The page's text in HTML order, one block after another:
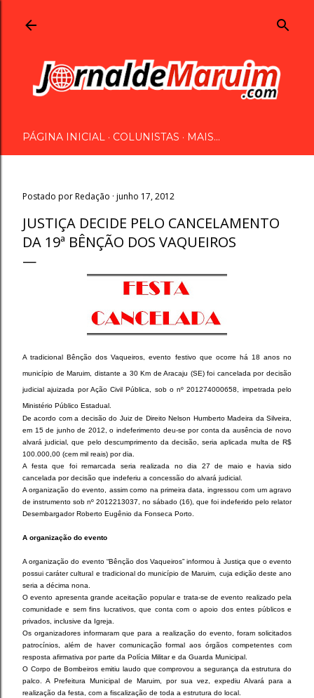
PÁGINA INICIAL COLUNISTAS MAIS…
Postado porRedação junho 17, 2012
JUSTIÇA DECIDE PELO CANCELAMENTO
DA 19ª BÊNÇÃO DOS VAQUEIROS
A tradicional Bênção dos Vaqueiros, evento festivo que ocorre há 18 anos no
município de Maruim, distante a 30 Km de Aracaju (SE) foi cancelada por decisão
judicial ajuizada por Ação Civil Pública, sob o nº 201274000658, impetrada pelo
Ministério Público Estadual.
De acordo com a decisão do Juiz de Direito Nelson Humberto Madeira da Silveira,
em 15 de junho de 2012, o indeferimento deu-se por conta da ausência de novo
alvará judicial, que pelo descumprimento da decisão, seria aplicada multa de R$
100.000,00 (cem mil reais) por dia.
A festa que foi remarcada seria realizada no dia 27 de maio e havia sido
cancelada por decisão que indeferiu a concessão do alvará judicial.
A organização do evento, assim como na primeira data, ingressou com um agravo
de instrumento sob nº 2012213037, no sábado (16), que foi indeferido pelo relator
Desembargador Roberto Eugênio da Fonseca Porto.
A organização do evento
A organização do evento “Bênção dos Vaqueiros” informou à Justiça que o evento
possui caráter cultural e tradicional do município de Maruim, cuja edição deste ano
seria a décima nona.
O evento apresenta grande aceitação popular e trata-se de evento realizado pela
comunidade e sem fins lucrativos, que conta com o apoio dos entes públicos e
privados, inclusive da Igreja.
Os organizadores informaram que para a realização do evento, foram solicitados
patrocínios, além de haver comunicação formal aos órgãos competentes com
resposta afirmativa por parte da Polícia Militar e da Guarda Municipal.
O Corpo de Bombeiros emitiu laudo que comprovou a segurança da estrutura do
palco. A Prefeitura Municipal de Maruim, por sua vez, expediu Alvará para a
realização da festa, com a fiscalização de toda a estrutura do local.